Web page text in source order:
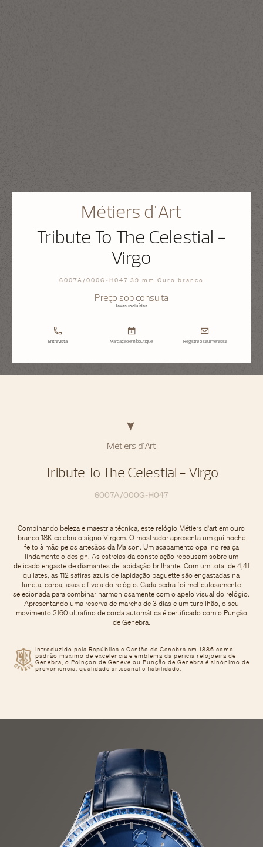
Métiers d'Art
Tribute To The Celestial -
Virgo
6007A/000G-H047 39 mm Ouro branco
Preço sob consulta
Taxas incluídas
Entrevista Marcação em boutique Registre o seu interesse
Métiers d'Art
Tribute To The Celestial - Virgo
6007A/000G-H047
Introduzido pela República e Cantão de Genebra em 1886 como
padrão máximo de excelência e emblema da perícia relojoeira de
Genebra, o Poinçon de Genève ou Punção de Genebra é sinónimo de
proveniência, qualidade artesanal e fiabilidade.
Combinando beleza e maestria técnica, este relógio Métiers d'art em ouro
branco 18K celebra o signo Virgem. O mostrador apresenta um guilhoché
feito à mão pelos artesãos da Maison. Um acabamento opalino realça
lindamente o design. As estrelas da constelação repousam sobre um
delicado engaste de diamantes de lapidação brilhante. Com um total de 4,41
quilates, as 112 safiras azuis de lapidação baguette são engastadas na
luneta, coroa, asas e fivela do relógio. Cada pedra foi meticulosamente
selecionada para combinar harmoniosamente com o apelo visual do relógio.
Apresentando uma reserva de marcha de 3 dias e um turbilhão, o seu
movimento 2160 ultrafino de corda automática é certificado com o Punção
de Genebra.